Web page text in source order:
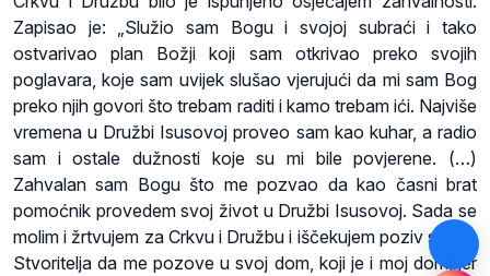
Zapisao je: „Služio sam Bogu i svojoj subraći i tako
ostvarivao plan Božji koji sam otkrivao preko svojih
poglavara, koje sam uvijek slušao vjerujući da mi sam Bog
preko njih govori što trebam raditi i kamo trebam ići. Najviše
vremena u Družbi Isusovoj proveo sam kao kuhar, a radio
sam i ostale dužnosti koje su mi bile povjerene. (…)
Zahvalan sam Bogu što me pozvao da kao časni brat
pomoćnik provedem svoj život u Družbi Isusovoj. Sada se
molim i žrtvujem za Crkvu i Družbu i iščekujem poziv svoga
Stvoritelja da me pozove u svoj dom, koji je i moj dom, jer